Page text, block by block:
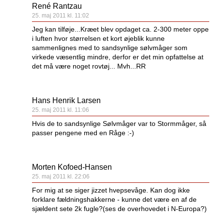
René Rantzau
25. maj 2011 kl. 11:02
Jeg kan tilføje...Kræet blev opdaget ca. 2-300 meter oppe
i luften hvor størrelsen et kort øjeblik kunne
sammenlignes med to sandsynlige sølvmåger som
virkede væsentlig mindre, derfor er det min opfattelse at
det må være noget rovtøj... Mvh...RR
Hans Henrik Larsen
25. maj 2011 kl. 11:06
Hvis de to sandsynlige Sølvmåger var to Stormmåger, så
passer pengene med en Råge :-)
Morten Kofoed-Hansen
25. maj 2011 kl. 22:06
For mig at se siger jizzet hvepsevåge. Kan dog ikke
forklare fældningshakkerne - kunne det være en af de
sjældent sete 2k fugle?(ses de overhovedet i N-Europa?)